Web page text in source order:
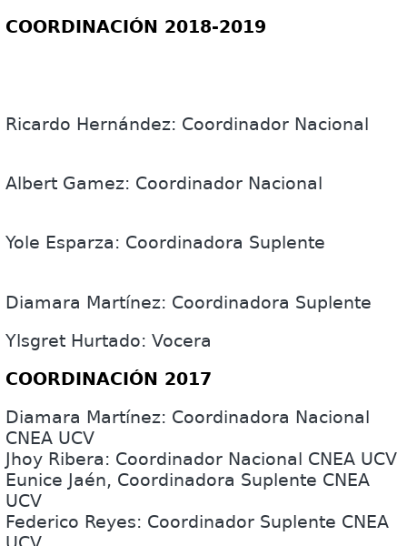
COORDINACIÓN 2018-2019
Ricardo Hernández: Coordinador Nacional
Albert Gamez: Coordinador Nacional
Yole Esparza: Coordinadora Suplente
Diamara Martínez: Coordinadora Suplente
Ylsgret Hurtado: Vocera
COORDINACIÓN 2017
Diamara Martínez: Coordinadora Nacional
CNEA UCV
Jhoy Ribera: Coordinador Nacional CNEA UCV
Eunice Ja​én, Coordinadora Suplente CNEA
UCV
Federico Reyes: Coordinador Suplente CNEA